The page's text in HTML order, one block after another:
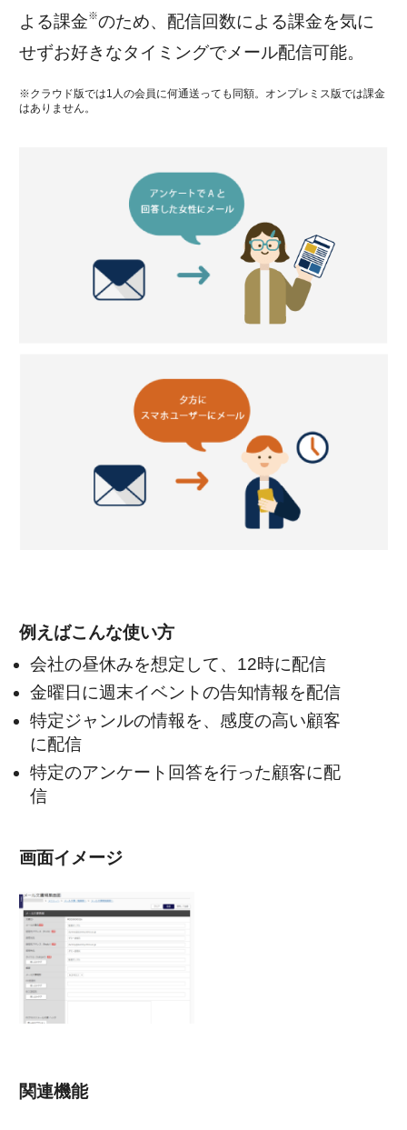
よる課金※のため、配信回数による課金を気に
せずお好きなタイミングでメール配信可能。
※クラウド版では1人の会員に何通送っても同額。オンプレミス版では課金
はありません。
例えばこんな使い方
会社の昼休みを想定して、12時に配信
金曜日に週末イベントの告知情報を配信
特定ジャンルの情報を、感度の高い顧客
に配信
特定のアンケート回答を行った顧客に配
信
画面イメージ
関連機能